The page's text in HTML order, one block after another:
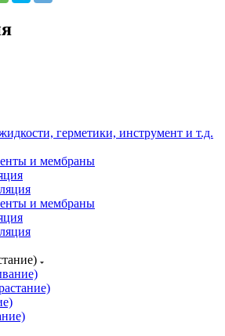
герметики, инструмент и т.д.
и мембраны
и мембраны